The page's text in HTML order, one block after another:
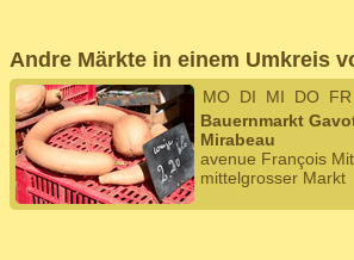
Andre Märkte in einem Umkreis
MO DI MI DO FR
Bauernmarkt
Mirabeau
avenue François
mittelgrosser Markt